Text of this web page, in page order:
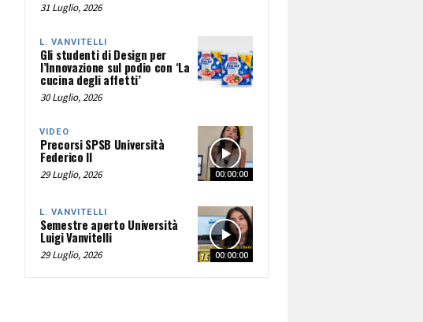
31 Luglio, 2026
L. VANVITELLI
Gli studenti di Design per
l’Innovazione sul podio con ‘La
cucina degli affetti’
30 Luglio, 2026
00:00:00
VIDEO
Precorsi SPSB Università
Federico II
29 Luglio, 2026
00:00:00
L. VANVITELLI
Semestre aperto Università
Luigi Vanvitelli
29 Luglio, 2026